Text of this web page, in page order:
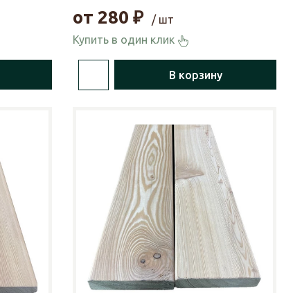
от280 ₽
/ шт
Купить в один клик
В корзину